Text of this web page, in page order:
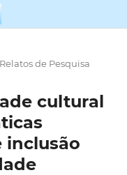
Relatos de Pesquisa
cultural
inclusão